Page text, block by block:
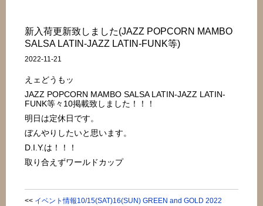
新入荷更新致しました(JAZZ POPCORN MAMBO
SALSA LATIN-JAZZ LATIN-FUNK等)
2022-11-21
えェどうもッ
JAZZ POPCORN MAMBO SALSA LATIN-JAZZ LATIN-
FUNK等々10掲載致しました！！！
明日は定休日です。
ぼんやりしたいと思います。
D.I.Y.は！！！
取り合えずワールドカップ
<< イベント情報10/15(SAT)16(SUN) GREEN and GOLD 2022